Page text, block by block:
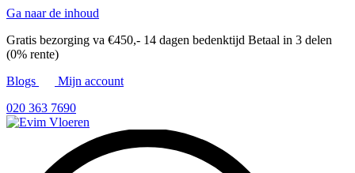
Ga naar de inhoud
Gratis bezorging va €450,- 14 dagen bedenktijd Betaal in 3 delen
(0% rente)
Blogs
Mijn account
020 363 7690